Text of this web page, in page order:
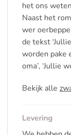
het ons
Naast het
wer
de tekst
worden pake
oma’, ‘Jullie
Bekijk alle
Levering